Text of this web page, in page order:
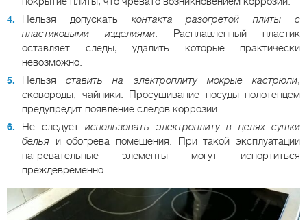
Нельзя допускать контакта разогретой плиты с
пластиковыми изделиями. Расплавленный пластик
оставляет следы, удалить которые практически
невозможно.
Нельзяставить на электроплиту мокрые кастрюли,
сковороды, чайники. Просушивание посуды полотенцем
предупредит появление следов коррозии.
Не следует использовать электроплиту в целях сушки
белья и обогрева помещения. При такой эксплуатации
нагревательные элементы могут испортиться
преждевременно.